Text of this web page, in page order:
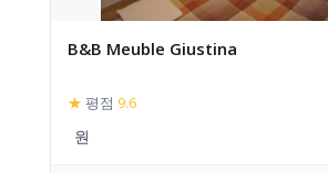
B&B Meuble Giustina
★ 평점 9.6